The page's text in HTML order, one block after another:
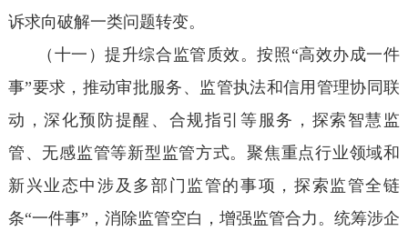
诉求向破解一类问题转变。
（十一）提升综合监管质效。按照“高效办成一件
事”要求，推动审批服务、监管执法和信用管理协同联
动，深化预防提醒、合规指引等服务，探索智慧监
管、无感监管等新型监管方式。聚焦重点行业领域和
新兴业态中涉及多部门监管的事项，探索监管全链
条“一件事”，消除监管空白，增强监管合力。统筹涉企